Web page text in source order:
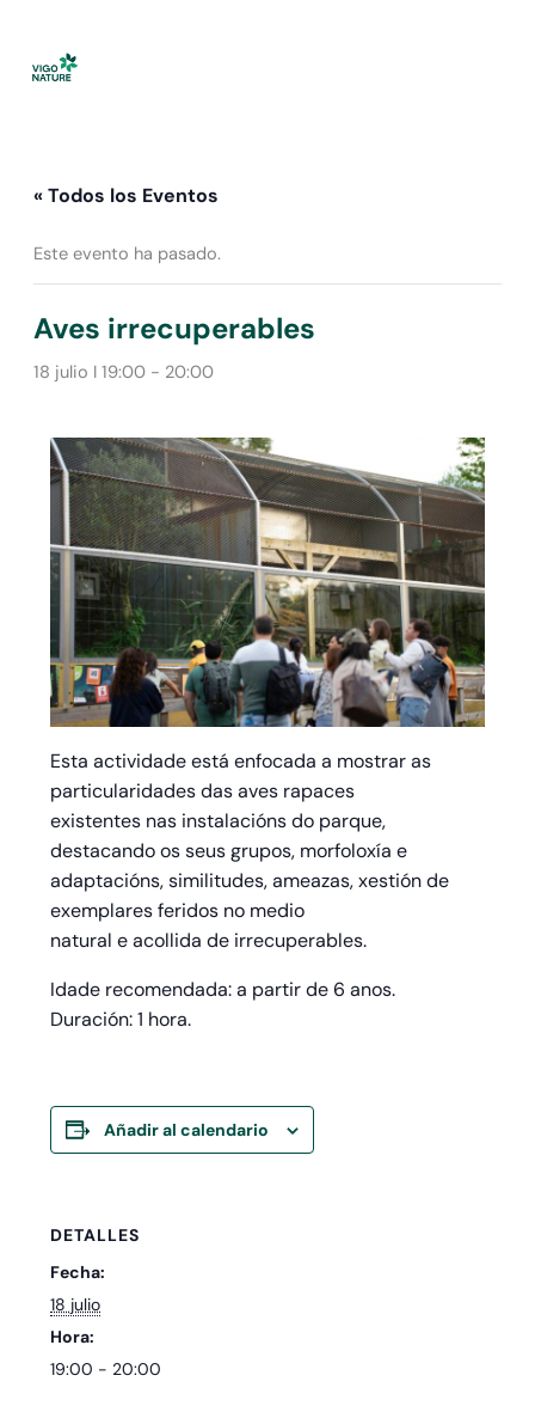
contenido
« Todos los Eventos
Este evento ha pasado.
Aves irrecuperables
18 julio I 19:00- 20:00
Esta actividade está enfocada a mostrar as
particularidades das aves rapaces
existentes nas instalacións do parque,
destacando os seus grupos, morfoloxía e
adaptacións, similitudes, ameazas, xestión de
exemplares feridos no medio
natural e acollida de irrecuperables.
Idade recomendada: a partir de 6 anos.
Duración: 1 hora.
Añadir al calendario
DETALLES
Fecha:
18 julio
Hora:
19:00 - 20:00